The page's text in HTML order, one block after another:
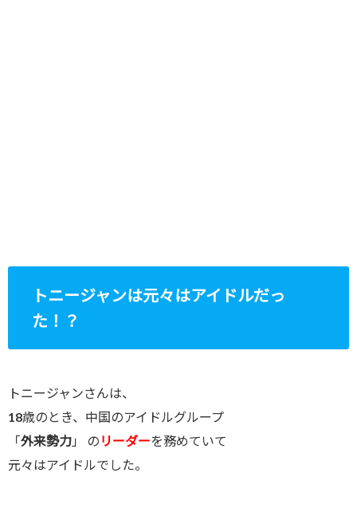
トニージャンは元々はアイドルだっ
た！？
トニージャンさんは、
18歳のとき、中国のアイドルグループ
「外来勢力 」 の リーダーを務めていて
元々はアイドルでした。